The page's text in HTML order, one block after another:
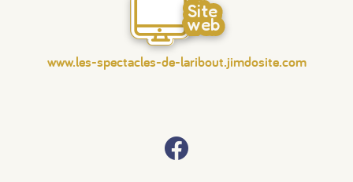
Site
web
www.les-spectacles-de-laribout.jimdosite.com